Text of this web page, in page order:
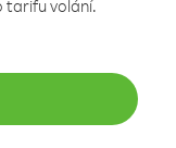
tarifu volání.